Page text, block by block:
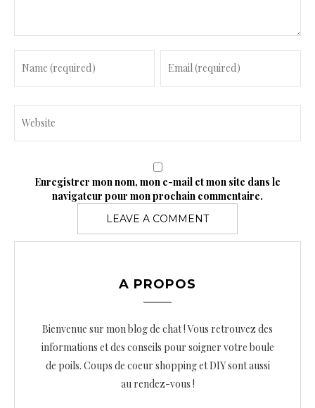
Enregistrer mon nom, mon e-mail et mon site dans le
navigateur pour mon prochain commentaire.
A PROPOS
Bienvenue sur mon blog de chat ! Vous retrouvez des
informations et des conseils pour soigner votre boule
de poils. Coups de coeur shopping et DIY sont aussi
au rendez-vous !